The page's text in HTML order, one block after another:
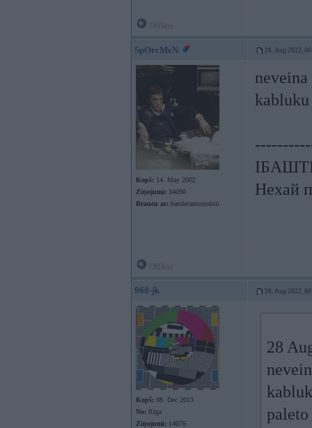
SpOrcMeN 28. Aug 2022,
Kopš: 14. May 2002
Ziņojumi: 34090
Braucu ar: banderautomobili
Нехай
968-jk 28. Aug 2022,
Kopš: 08. Dec 2013
No: Rīga
Ziņojumi: 14076
28
paleto